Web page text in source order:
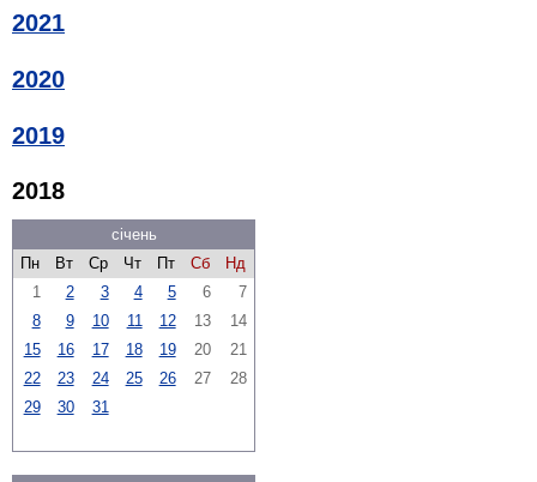
2021
2020
2019
2018
січень
Пн
Вт Ср Чт Пт Сб
Нд
1
2 3 4 5 6
7
8
9 10 11 12 13
14
15
16 17 18 19 20
21
22
23 24 25 26 27
28
29
30 31